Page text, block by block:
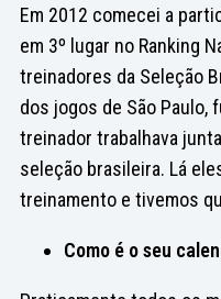
Em 2012 comecei a
em 3º lugar no Ranking
treinadores da Seleção
dos jogos de São Paulo,
treinador trabalhava
seleção brasileira. Lá
treinamento e tivemos
Como é o seu